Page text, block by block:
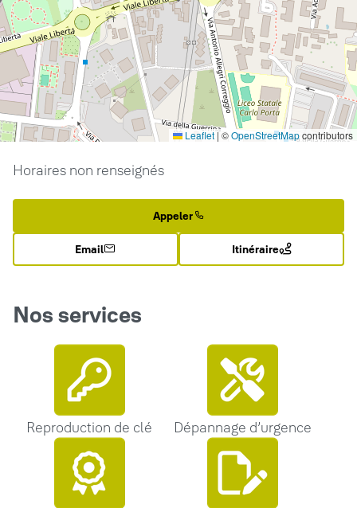
Leaflet |©OpenStreetMapcontributors
Horaires non renseignés
Appeler
Email Itinéraire
Nos services
Reproduction de clé Dépannage d’urgence